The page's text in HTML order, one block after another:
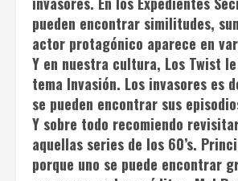
pueden encontrar similitudes,
actor protagónico aparece en
Y en nuestra cultura, Los Twist
tema Invasión. Los invasores es
se pueden encontrar sus
Y sobre todo recomiendo
aquellas series de los 60’s.
porque uno se puede encontrar